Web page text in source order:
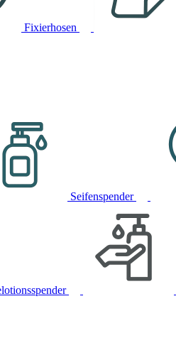
Fixierhosen
Seifenspender